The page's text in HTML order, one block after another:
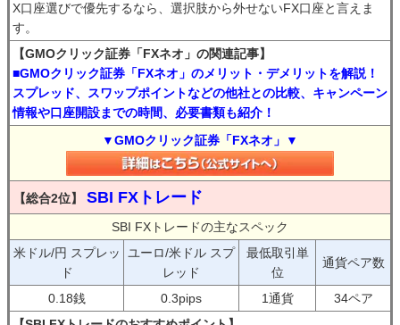
X口座選びで優先するなら、選択肢から外せないFX口座と言えま
す。
【GMOクリック証券「FXネオ」の関連記事】
■GMOクリック証券「FXネオ」のメリット・デメリットを解説！
スプレッド、スワップポイントなどの他社との比較、キャンペーン
情報や口座開設までの時間、必要書類も紹介！
▼GMOクリック証券「FXネオ」▼
【総合2位】 SBI FXトレード
SBI FXトレードの主なスペック
米ドル/円 スプレッ
ド
ユーロ/米ドル スプ
レッド
最低取引単
位
通貨ペア数
0.18銭 0.3pips 1通貨
34ペア